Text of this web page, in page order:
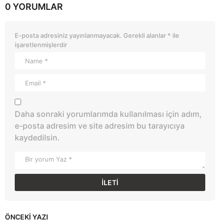
0 YORUMLAR
E-posta adresiniz yayınlanmayacak. Gerekli alanlar * ile
işaretlenmişlerdir
Daha sonraki yorumlarımda kullanılması için adım,
e-posta adresim ve site adresim bu tarayıcıya
kaydedilsin.
ÖNCEKI YAZI